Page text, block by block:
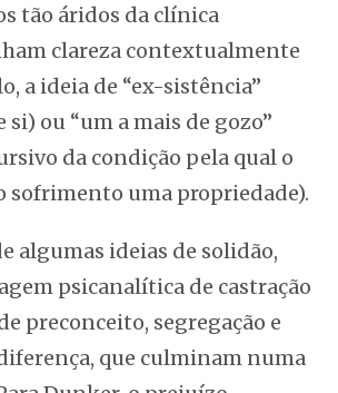
tão áridos da clínica
clareza contextualmente
a ideia de “ex-sistência”
ou “um a mais de gozo”
da condição pela qual o
sofrimento uma propriedade).
algumas ideias de solidão,
psicanalítica de castração
preconceito, segregação e
que culminam numa